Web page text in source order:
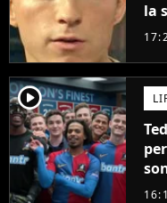
la
player2